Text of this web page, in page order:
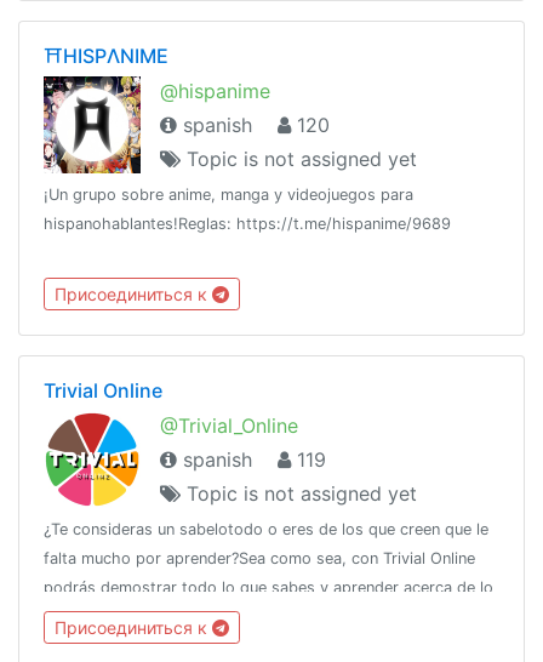
⛩HISPΛNIME
@hispanime
spanish
120
Topic is not assigned yet
¡Un grupo sobre anime, manga y videojuegos para
hispanohablantes!Reglas: https://t.me/hispanime/9689
Присоединиться к
Trivial Online
@Trivial_Online
spanish
119
Topic is not assigned yet
¿Te consideras un sabelotodo o eres de los que creen que le
falta mucho por aprender?Sea como sea, con Trivial Online
podrás demostrar todo lo que sabes y aprender acerca de lo
que no sabes, a la vez que te diviertes y conoces gente de
todo el mundo.
Присоединиться к